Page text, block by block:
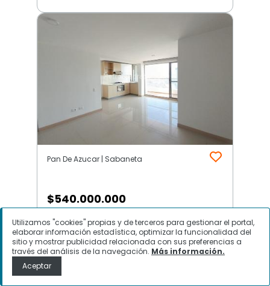
Pan De Azucar | Sabaneta
$540.000.000
Apartamento en Venta, Pan De
Azucar, Sabaneta
Utilizamos "cookies" propias y de terceros para gestionar el portal,
elaborar información estadística, optimizar la funcionalidad del
sitio y mostrar publicidad relacionada con sus preferencias a
través del análisis de la navegación. Más información.
Aceptar